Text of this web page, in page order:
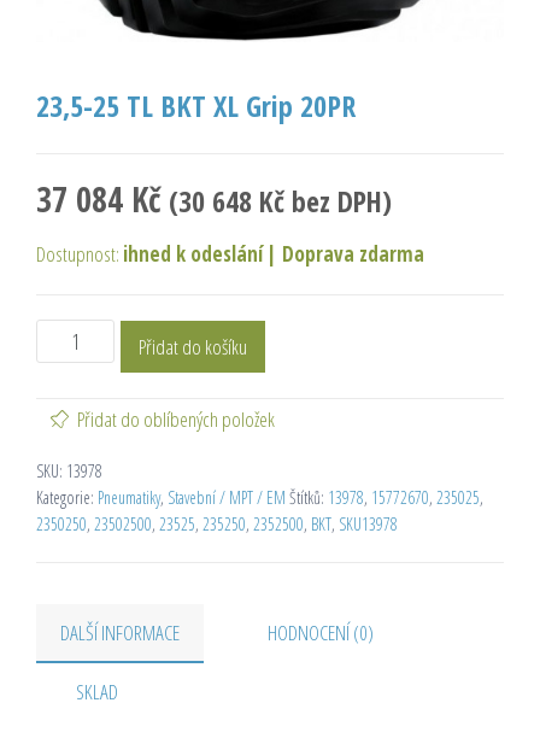
23,5-25 TL BKT XL Grip 20PR
37 084 Kč (30 648 Kč bez DPH)
Dostupnost: ihned k odeslání | Doprava zdarma
Přidat do košíku
Přidat do oblíbených položek
SKU: 13978
Kategorie: Pneumatiky, Stavební / MPT / EM Štítků: 13978, 15772670, 235025,
2350250, 23502500, 23525, 235250, 2352500, BKT, SKU13978
DALŠÍ INFORMACE HODNOCENÍ (0)
SKLAD